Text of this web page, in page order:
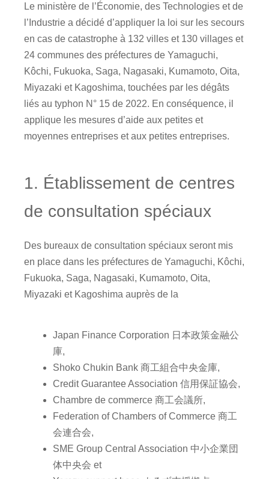
Le ministère de l’Économie, des Technologies et de
l’Industrie a décidé d’appliquer la loi sur les secours
en cas de catastrophe à 132 villes et 130 villages et
24 communes des préfectures de Yamaguchi,
Kôchi, Fukuoka, Saga, Nagasaki, Kumamoto, Oita,
Miyazaki et Kagoshima, touchées par les dégâts
liés au typhon N° 15 de 2022. En conséquence, il
applique les mesures d’aide aux petites et
moyennes entreprises et aux petites entreprises.
1. Établissement de centres
de consultation spéciaux
Des bureaux de consultation spéciaux seront mis
en place dans les préfectures de Yamaguchi, Kôchi,
Fukuoka, Saga, Nagasaki, Kumamoto, Oita,
Miyazaki et Kagoshima auprès de la
Japan Finance Corporation 日本政策金融公
庫,
Shoko Chukin Bank 商工組合中央金庫,
Credit Guarantee Association 信用保証協会,
Chambre de commerce 商工会議所,
Federation of Chambers of Commerce 商工
会連合会,
SME Group Central Association 中小企業団
体中央会 et